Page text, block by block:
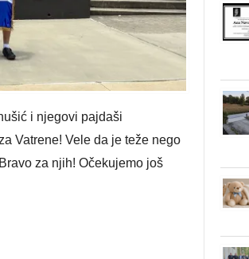
i njegovi pajdaši
Vatrene! Vele da je teže nego
za njih! Očekujemo još